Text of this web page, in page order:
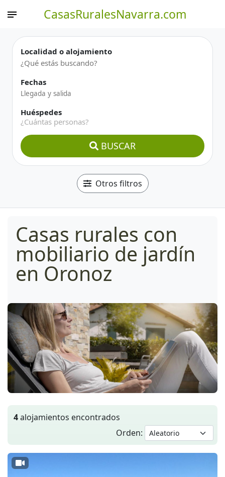
CasasRuralesNavarra.com
Localidad o alojamiento
Fechas
Huéspedes
¿Cuántas personas?
BUSCAR
Otros filtros
Casas rurales con
mobiliario de jardín
en Oronoz
4alojamientos encontrados
Orden: